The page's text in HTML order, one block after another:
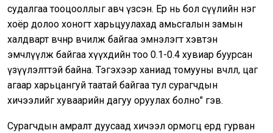
судалгаа тооцооллыг авч үзсэн. Ер нь бол сүүлийн нэг
хоёр долоо хоногт харьцуулахад амьсгалын замын
халдварт өвчнөөр өвчилж байгаа эмнэлэгт хэвтэн
эмчлүүлж байгаа хүүхдийн тоо 0.1-0.4 хувиар буурсан
үзүүлэлттэй байна. Тэгэхээр ханиад томууны өвчлөл, цаг
агаар харьцангуй таатай байгаа тул сурагчдын
хичээлийг хуваарийн дагуу оруулах болно" гэв.
Сурагчдын амралт дуусаад хичээл ормогц ердөө гурван